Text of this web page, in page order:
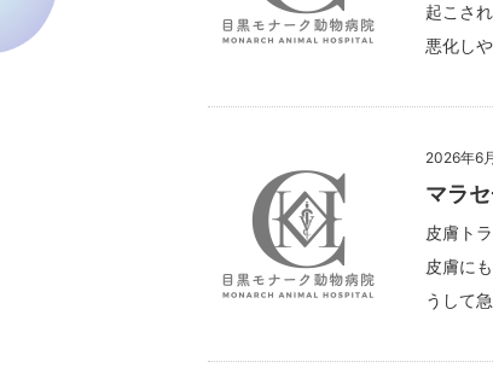
起こさ
悪化し
2026年6
マラ
皮膚ト
皮膚に
うして